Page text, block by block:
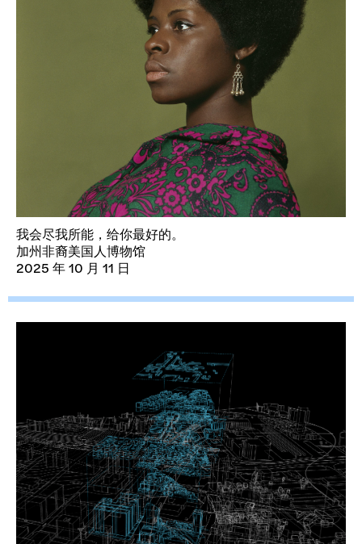
我会尽我所能，给你最好的。
加州非裔美国人博物馆
2025 年 10 月 11 日